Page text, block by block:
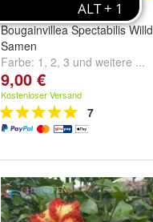
Mehrjährige Blume Bunte
Bougainvillea Spectabilis Willd
Samen
Farbe: 1 , 2, 3 und weitere ...
9,00 €
Kostenloser Versand
7